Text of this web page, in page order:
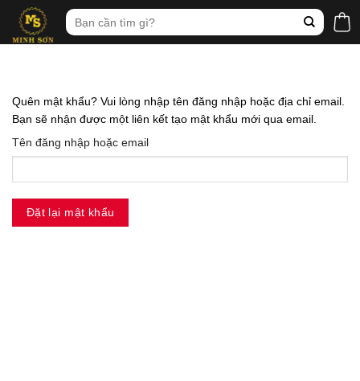
content
Tìm
kiếm:
Quên mật khẩu? Vui lòng nhập tên đăng nhập hoặc địa chỉ email.
Bạn sẽ nhận được một liên kết tạo mật khẩu mới qua email.
Tên đăng nhập hoặc email
Đặt lại mật khẩu